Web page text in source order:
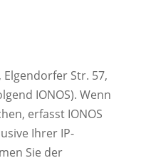
Elgendorfer Str. 57,
IONOS). Wenn
erfasst IONOS
Ihrer IP-
Sie der